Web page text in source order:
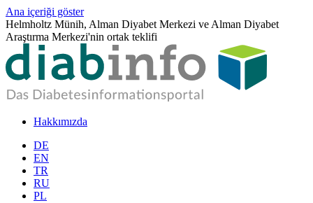
Ana içeriği göster
Helmholtz Münih, Alman Diyabet Merkezi ve Alman Diyabet
Araştırma Merkezi'nin ortak teklifi
Hakkımızda
DE
EN
TR
RU
PL